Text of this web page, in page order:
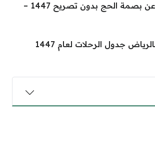
كيفية الاستعلام عن بصمة الحج بدون تصريح 1447 –
جدول الرحلات لعام 1447